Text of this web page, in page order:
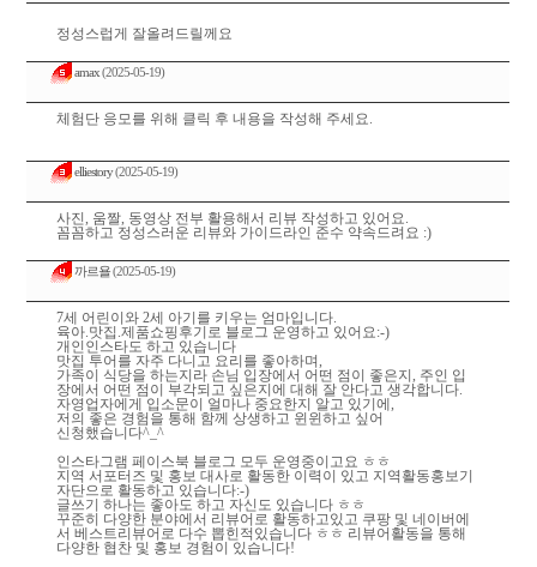
정성스럽게 잘올려드릴께요
amax(2025-05-19)
체험단 응모를 위해 클릭 후 내용을 작성해 주세요.
elliestory(2025-05-19)
사진, 움짤, 동영상 전부 활용해서 리뷰 작성하고 있어요.
꼼꼼하고 정성스러운 리뷰와 가이드라인 준수 약속드려요 :)
까르욜(2025-05-19)
7세 어린이와 2세 아기를 키우는 엄마입니다.
육아.맛집.제품쇼핑후기로 블로그 운영하고 있어요:-)
개인인스타도 하고 있습니다
맛집 투어를 자주 다니고 요리를 좋아하며,
가족이 식당을 하는지라 손님 입장에서 어떤 점이 좋은지, 주인 입
장에서 어떤 점이 부각되고 싶은지에 대해 잘 안다고 생각합니다.
자영업자에게 입소문이 얼마나 중요한지 알고 있기에,
저의 좋은 경험을 통해 함께 상생하고 윈윈하고 싶어
신청했습니다^_^
인스타그램 페이스북 블로그 모두 운영중이고요 ㅎㅎ
지역 서포터즈 및 홍보 대사로 활동한 이력이 있고 지역활동홍보기
자단으로 활동하고 있습니다:-)
글쓰기 하나는 좋아도 하고 자신도 있습니다 ㅎㅎ
꾸준히 다양한 분야에서 리뷰어로 활동하고있고 쿠팡 및 네이버에
서 베스트리뷰어로 다수 뽑힌적있습니다 ㅎㅎ 리뷰어활동을 통해
다양한 협찬 및 홍보 경험이 있습니다!